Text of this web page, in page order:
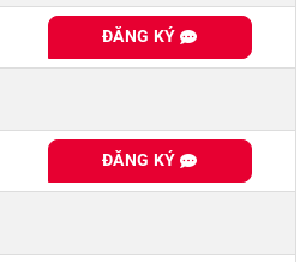
ĐĂNG KÝ
ĐĂNG KÝ